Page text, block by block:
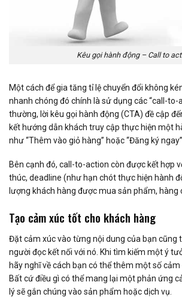
Kêu gọi hành động – Call to
Một cách để gia tăng tỉ lệ chuyển đổi không
nhanh chóng đó chính là sử dụng các “call-to-
thường, lời kêu gọi hành động (CTA) đề cập
kết hướng dẫn khách truy cập thực hiện một
như “Thêm vào giỏ hàng” hoặc “Đăng ký ngay”
Bên cạnh đó, call-to-action còn được kết hợp
thúc, deadline (như hạn chót thực hiện hành
lượng khách hàng được mua sản phẩm, hàng
Tạo cảm xúc tốt cho khách hàng
Đặt cảm xúc vào từng nội dung của bạn cũng
người đọc kết nối với nó. Khi tìm kiếm một ý
hãy nghĩ về cách bạn có thể thêm một số cảm
Bất cứ điều gì có thể mang lại một phản ứng
lý sẽ gắn chúng vào sản phẩm hoặc dịch vụ.